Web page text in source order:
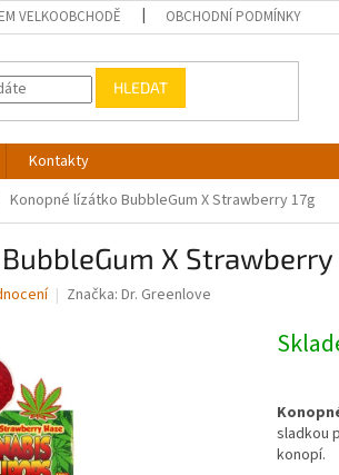
VELKOOBCHODĚ OBCHODNÍ PODMÍNKY
HLEDAT
Kontakty
Konopné lízátko BubbleGum X Strawberry 17g
X Strawberry
Značka: Dr. Greenlove
sladkou
konopí.